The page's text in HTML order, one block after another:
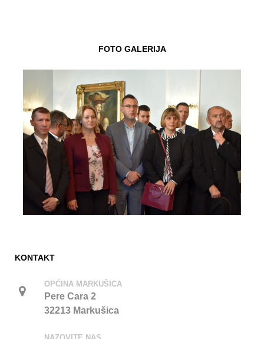
FOTO GALERIJA
KONTAKT
OPĆINA MARKUŠICA
Pere Cara 2
32213 Markušica